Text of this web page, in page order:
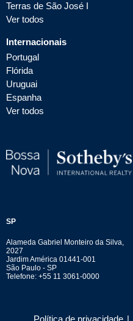
Terras de São José I
Ver todos
Internacionais
Portugal
Flórida
Uruguai
Espanha
Ver todos
SP
Alameda Gabriel Monteiro da Silva,
2027
Jardim América 01441-001
São Paulo - SP
Telefone: +55 11 3061-0000